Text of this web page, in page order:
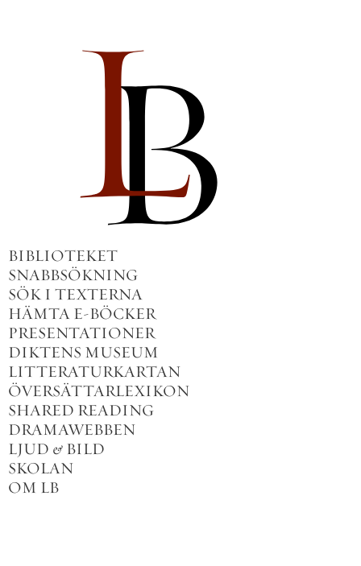
BIBLIOTEKET
SNABBSÖKNING
SÖK I TEXTERNA
HÄMTA E-BÖCKER
PRESENTATIONER
DIKTENS MUSEUM
LITTERATURKARTAN
ÖVERSÄTTARLEXIKON
SHARED READING
DRAMAWEBBEN
LJUD & BILD
SKOLAN
OM LB